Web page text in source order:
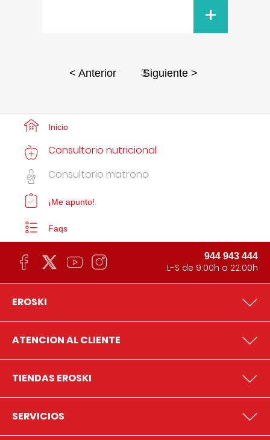
+
< Anterior 3Siguiente >
Inicio
Consultorio nutricional
Consultorio matrona
¡Me apunto!
Faqs
944 943 444
L-S de 9:00h a 22:00h
EROSKI
ATENCION AL CLIENTE
TIENDAS EROSKI
SERVICIOS